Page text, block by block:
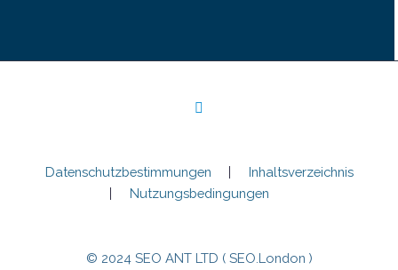
Datenschutzbestimmungen
Inhaltsverzeichnis
Nutzungsbedingungen
© 2024 SEO ANT LTD ( SEO.London )